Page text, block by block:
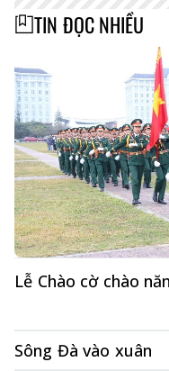
TIN ĐỌC NHIỀU
Lễ Chào cờ chào
Sông Đà vào xuân